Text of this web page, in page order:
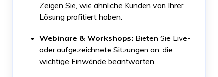
Zeigen Sie, wie ähnliche Kunden von Ihrer
Lösung profitiert haben.
Webinare & Workshops: Bieten Sie Live-
oder aufgezeichnete Sitzungen an, die
wichtige Einwände beantworten.